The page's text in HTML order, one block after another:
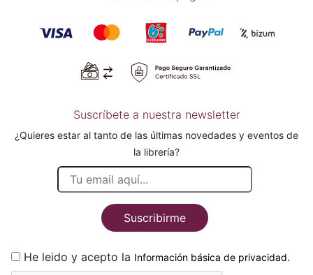
Suscríbete a nuestra newsletter
¿Quieres estar al tanto de las últimas novedades y eventos de
la librería?
Suscribirme
He leido y acepto la Información básica de privacidad.